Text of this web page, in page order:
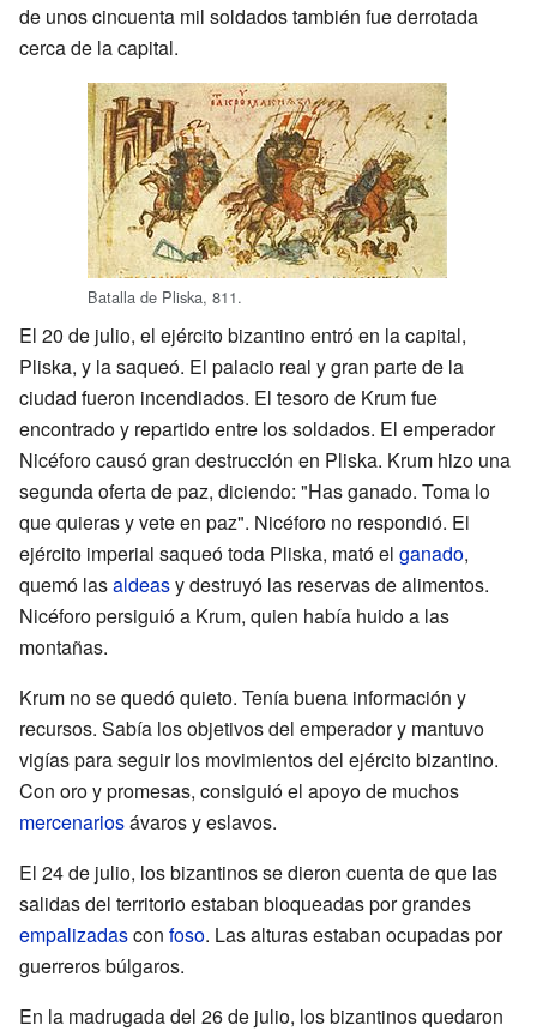
de unos cincuenta mil soldados también fue derrotada
cerca de la capital.
Batalla de Pliska, 811.
El 20 de julio, el ejército bizantino entró en la capital,
Pliska, y la saqueó. El palacio real y gran parte de la
ciudad fueron incendiados. El tesoro de Krum fue
encontrado y repartido entre los soldados. El emperador
Nicéforo causó gran destrucción en Pliska. Krum hizo una
segunda oferta de paz, diciendo: "Has ganado. Toma lo
que quieras y vete en paz". Nicéforo no respondió. El
ejército imperial saqueó toda Pliska, mató el ganado,
quemó lasaldeasy destruyó las reservas de alimentos.
Nicéforo persiguió a Krum, quien había huido a las
montañas.
Krum no se quedó quieto. Tenía buena información y
recursos. Sabía los objetivos del emperador y mantuvo
vigías para seguir los movimientos del ejército bizantino.
Con oro y promesas, consiguió el apoyo de muchos
mercenariosávaros y eslavos.
El 24 de julio, los bizantinos se dieron cuenta de que las
salidas del territorio estaban bloqueadas por grandes
empalizadascon foso. Las alturas estaban ocupadas por
guerreros búlgaros.
En la madrugada del 26 de julio, los bizantinos quedaron